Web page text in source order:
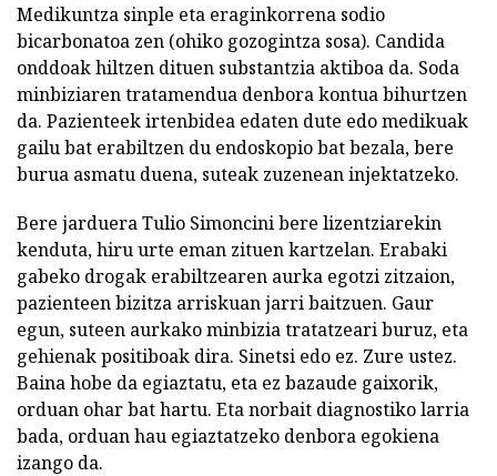
Medikuntza sinple eta eraginkorrena sodio
bicarbonatoa zen (ohiko gozogintza sosa). Candida
onddoak hiltzen dituen substantzia aktiboa da. Soda
minbiziaren tratamendua denbora kontua bihurtzen
da. Pazienteek irtenbidea edaten dute edo medikuak
gailu bat erabiltzen du endoskopio bat bezala, bere
burua asmatu duena, suteak zuzenean injektatzeko.
Bere jarduera Tulio Simoncini bere lizentziarekin
kenduta, hiru urte eman zituen kartzelan. Erabaki
gabeko drogak erabiltzearen aurka egotzi zitzaion,
pazienteen bizitza arriskuan jarri baitzuen. Gaur
egun, suteen aurkako minbizia tratatzeari buruz, eta
gehienak positiboak dira. Sinetsi edo ez. Zure ustez.
Baina hobe da egiaztatu, eta ez bazaude gaixorik,
orduan ohar bat hartu. Eta norbait diagnostiko larria
bada, orduan hau egiaztatzeko denbora egokiena
izango da.